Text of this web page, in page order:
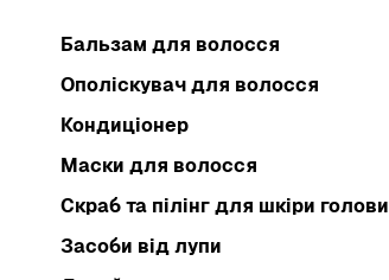
Бальзам для волосся
Ополіскувач для волосся
Кондиціонер
Маски для волосся
Скраб та пілінг для шкіри голови
Засоби від лупи